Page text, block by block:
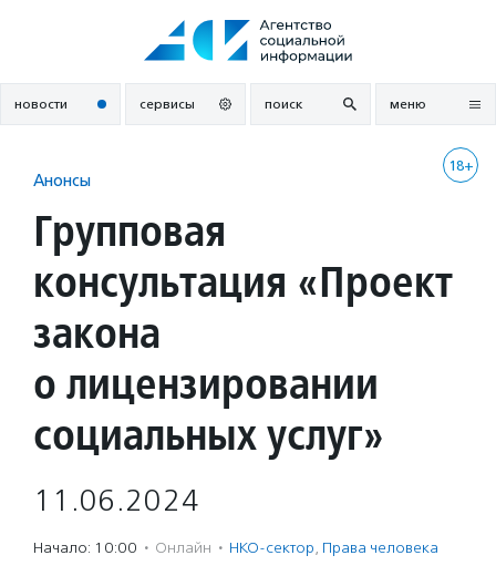
новости сервисы поиск меню
18+
Анонсы
Групповая
консультация «Проект
закона
о лицензировании
социальных услуг»
11.06.2024
Начало: 10:00 · Онлайн · НКО-сектор, Права человека